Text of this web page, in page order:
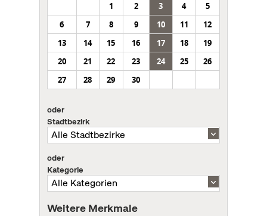
1
2 3 4
5
6
7 8 9 10 11
12
13
14 15 16 17 18
19
20
21 22 23 24 25
26
27
28 29 30
oder
Stadtbezirk
oder
Kategorie
Weitere Merkmale